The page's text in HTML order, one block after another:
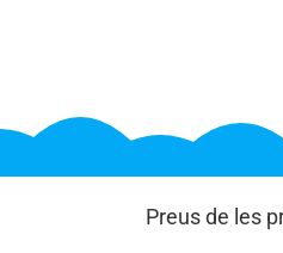
Preus de les